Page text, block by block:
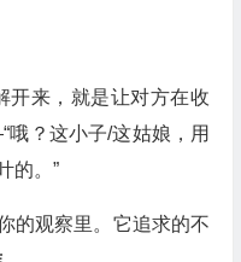
开来，就是让对方在收
？这小子/这姑娘，用
的。”
的观察里。它追求的不